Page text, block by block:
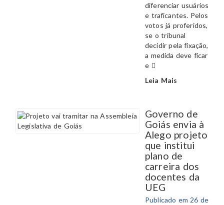
diferenciar usuários
e traficantes. Pelos
votos já proferidos,
se o tribunal
decidir pela fixação,
a medida deve ficar
e
Leia Mais
Governo de
Goiás envia à
Alego projeto
que institui
plano de
carreira dos
docentes da
UEG
Publicado em 26 de